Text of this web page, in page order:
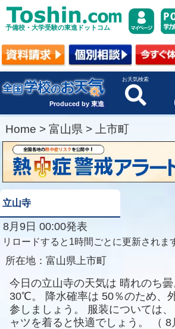
予備校・大学受験の東進ドットコム
Produced by 東進
お天気検索
Home > 富山県 > 上市町
立山寺
8月9日 00:00発表
リロードすると1時間ごとに更新されま
所在地： 富山県上市町
今日の立山寺の天気は 晴れのち曇
30℃。
降水確率は 50％のため、
参しましょう。
服装については、
ャツを着ると快適でしょう。
（ 8